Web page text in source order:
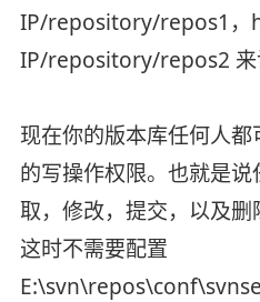
IP/repository/repos1，
IP/repository/repos2 来
现在你的版本库任何人
的写操作权限。也就是
取，修改，提交，以及删
这时不需要配置